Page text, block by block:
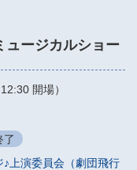
ージカルショー
開場）
了
上演委員会（劇団飛行